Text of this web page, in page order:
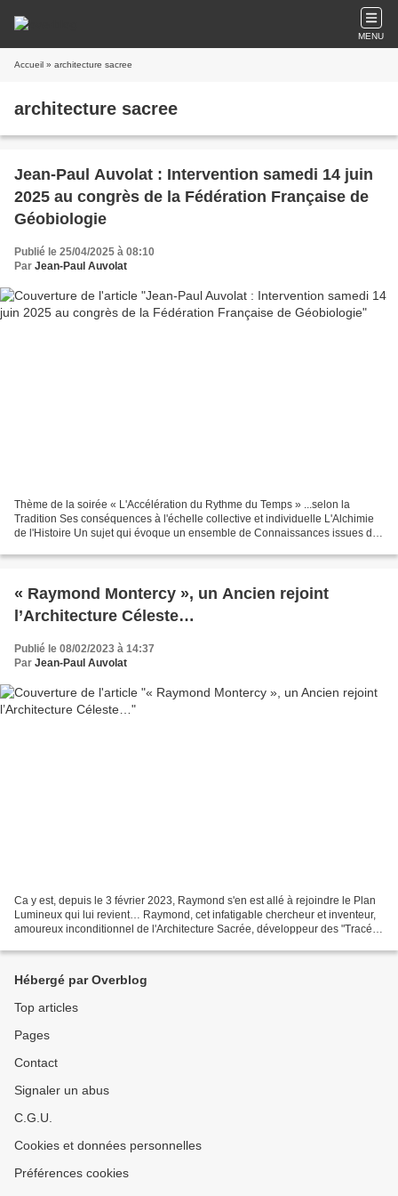
MENU
Accueil » architecture sacree
architecture sacree
Jean-Paul Auvolat : Intervention samedi 14 juin
2025 au congrès de la Fédération Française de
Géobiologie
Publié le 25/04/2025 à 08:10
Par Jean-Paul Auvolat
Thème de la soirée « L'Accélération du Rythme du Temps » ...selon la
Tradition Ses conséquences à l'échelle collective et individuelle L'Alchimie
de l'Histoire Un sujet qui évoque un ensemble de Connaissances issues de
« Raymond Montercy », un Ancien rejoint
l’Architecture Céleste…
Publié le 08/02/2023 à 14:37
Par Jean-Paul Auvolat
Ca y est, depuis le 3 février 2023, Raymond s'en est allé à rejoindre le Plan
Lumineux qui lui revient… Raymond, cet infatigable chercheur et inventeur,
amoureux inconditionnel de l'Architecture Sacrée, développeur des "Tracés
Hébergé par Overblog
Top articles
Pages
Contact
Signaler un abus
C.G.U.
Cookies et données personnelles
Préférences cookies